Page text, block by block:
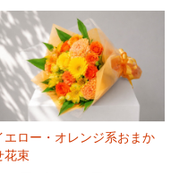
エロー・オレンジ系おまか
花束